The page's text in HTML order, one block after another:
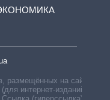
размещённых на сайте,
интернет-изданий —